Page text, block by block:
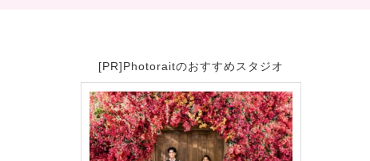
[PR]Photoraitのおすすめスタジオ